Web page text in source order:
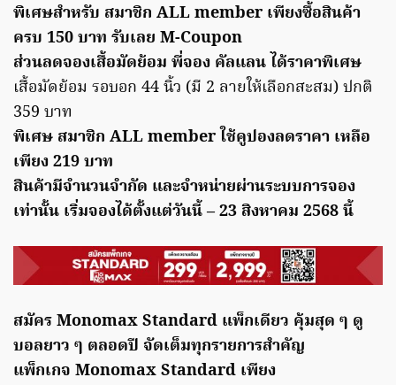
พิเศษสำหรับ สมาชิก ALL member เพียงซื้อสินค้า
ครบ 150 บาท รับเลย M-Coupon
ส่วนลดจองเสื้อมัดย้อม พี่จอง คัลแลน ได้ราคาพิเศษ
เสื้อมัดย้อม รอบอก 44 นิ้ว (มี 2 ลายให้เลือกสะสม) ปกติ
359 บาท
พิเศษ สมาชิก ALL member ใช้คูปองลดราคา เหลือ
เพียง 219 บาท
สินค้ามีจำนวนจำกัด และจำหน่ายผ่านระบบการจอง
เท่านั้น เริ่มจองได้ตั้งแต่วันนี้ – 23 สิงหาคม 2568 นี้
สมัคร Monomax Standard แพ็กเดียว คุ้มสุด ๆ ดู
บอลยาว ๆ ตลอดปี จัดเต็มทุกรายการสำคัญ
แพ็กเกจ Monomax Standard เพียง